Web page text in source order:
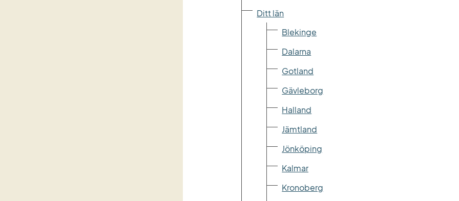
Ditt län
Blekinge
Dalarna
Gotland
Gävleborg
Halland
Jämtland
Jönköping
Kalmar
Kronoberg